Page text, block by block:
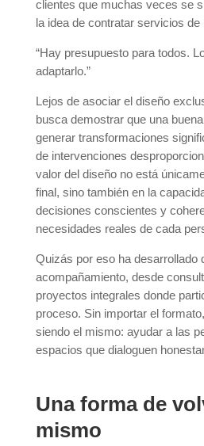
clientes que muchas veces se
la idea de contratar servicios de
“Hay presupuesto para todos.
adaptarlo.”
Lejos de asociar el diseño
busca demostrar que una
generar transformaciones
de intervenciones
valor del diseño no está
final, sino también en la
decisiones conscientes y
necesidades reales de cada
Quizás por eso ha desarrollado
acompañamiento, desde
proyectos integrales donde
proceso. Sin importar el
siendo el mismo: ayudar a las
espacios que dialoguen
Una forma de
mismo